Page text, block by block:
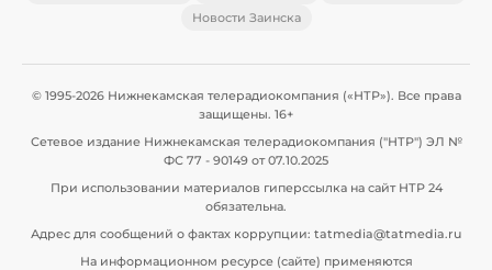
Новости Заинска
© 1995-2026 Нижнекамская телерадиокомпания («НТР»). Все права
защищены. 16+
Сетевое издание Нижнекамская телерадиокомпания ("НТР") ЭЛ №
ФС 77 - 90149 от 07.10.2025
При использовании материалов гиперссылка на сайт НТР 24
обязательна.
Адрес для сообщений о фактах коррупции: tatmedia@tatmedia.ru
На информационном ресурсе (сайте) применяются